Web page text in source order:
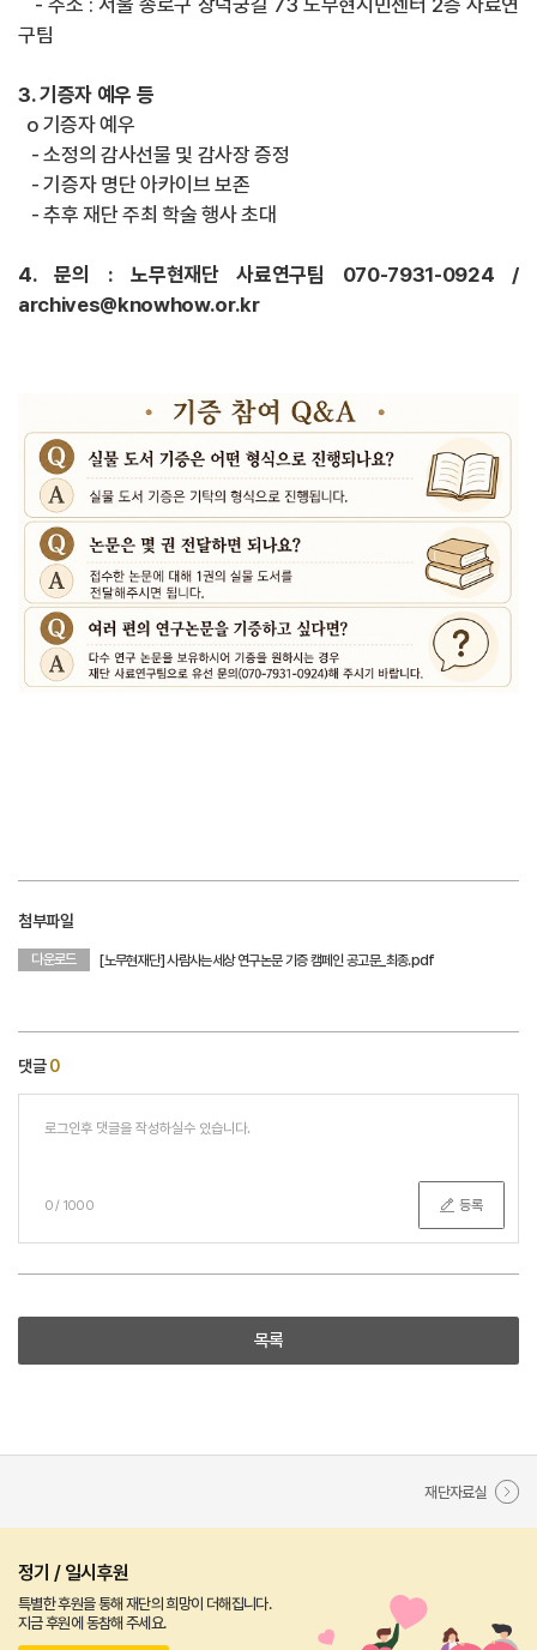
구팀
3. 기증자 예우 등
o 기증자 예우
- 소정의 감사선물 및 감사장 증정
- 기증자 명단 아카이브 보존
- 추후 재단 주최 학술 행사 초대
4. 문의 : 노무현재단 사료연구팀 070-7931-0924 /
archives@knowhow.or.kr
첨부파일
다운로드 [노무현재단] 사람사는세상 연구논문 기증 캠페인 공고문_최종.pdf
댓글0
0 / 1000 등록
목록
재단자료실
정기 / 일시후원
특별한 후원을 통해 재단의 희망이 더해집니다.
지금 후원에 동참해 주세요.